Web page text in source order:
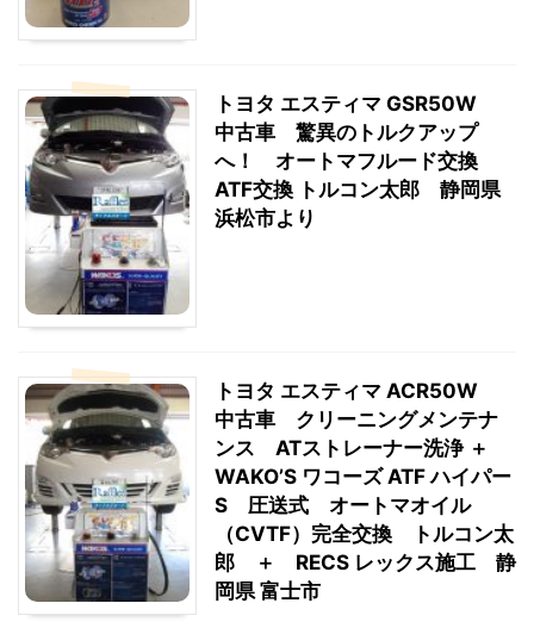
トヨタ エスティマ GSR50W
中古車 驚異のトルクアップ
へ！ オートマフルード交換
ATF交換 トルコン太郎 静岡県
浜松市より
トヨタ エスティマ ACR50W
中古車 クリーニングメンテナ
ンス ATストレーナー洗浄 ＋
WAKO’S ワコーズ ATF ハイパー
S 圧送式 オートマオイル
（CVTF）完全交換 トルコン太
郎 ＋ RECS レックス施工 静
岡県 富士市